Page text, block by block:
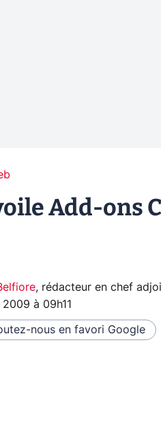
Add-ons
, rédacteur en chef
2009 à 09h11
nous en favori Google